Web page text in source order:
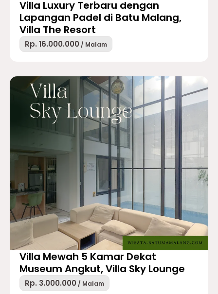
Villa Luxury Terbaru dengan
Lapangan Padel di Batu Malang,
Villa The Resort
Rp. 16.000.000 / Malam
Villa Mewah 5 Kamar Dekat
Museum Angkut, Villa Sky Lounge
Rp. 3.000.000 / Malam